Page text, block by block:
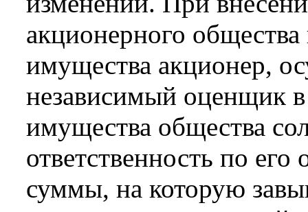
акционерного
имущества акционер,
независимый оценщик в
имущества общества
ответственность по его
суммы, на которую